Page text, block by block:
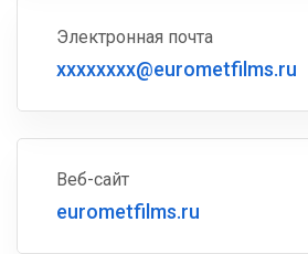
Электронная почта
xxxxxxxx@eurometfilms.ru
Веб-сайт
eurometfilms.ru